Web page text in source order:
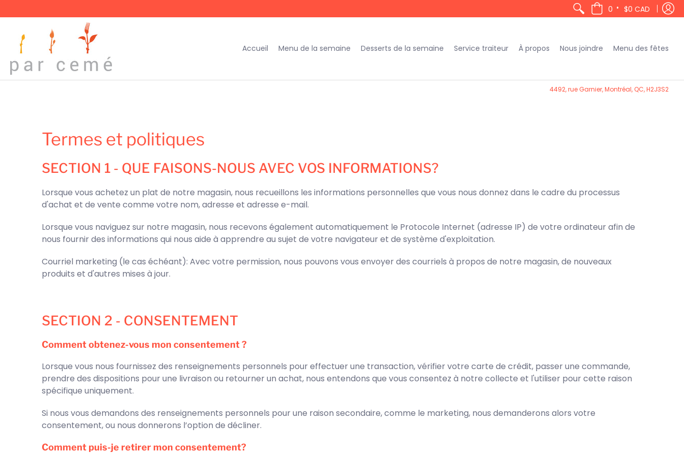
0 • $0 CAD
Accueil Menu de la semaine Desserts de la semaine Service traiteur À propos Nous joindre Menu des fêtes
4492, rue Garnier, Montréal, QC, H2J3S2
Termes et politiques
SECTION 1 - QUE FAISONS-NOUS AVEC VOS INFORMATIONS?
Lorsque vous achetez un plat de notre magasin, nous recueillons les informations personnelles que vous nous donnez dans le cadre du processus
d'achat et de vente comme votre nom, adresse et adresse e-mail.
Lorsque vous naviguez sur notre magasin, nous recevons également automatiquement le Protocole Internet (adresse IP) de votre ordinateur afin de
nous fournir des informations qui nous aide à apprendre au sujet de votre navigateur et de système d'exploitation.
Courriel marketing (le cas échéant): Avec votre permission, nous pouvons vous envoyer des courriels à propos de notre magasin, de nouveaux
produits et d'autres mises à jour.
SECTION 2 - CONSENTEMENT
Comment obtenez-vous mon consentement ?
Lorsque vous nous fournissez des renseignements personnels pour effectuer une transaction, vérifier votre carte de crédit, passer une commande,
prendre des dispositions pour une livraison ou retourner un achat, nous entendons que vous consentez à notre collecte et l'utiliser pour cette raison
spécifique uniquement.
Si nous vous demandons des renseignements personnels pour une raison secondaire, comme le marketing, nous demanderons alors votre
consentement, ou nous donnerons l’option de décliner.
Comment puis-je retirer mon consentement?